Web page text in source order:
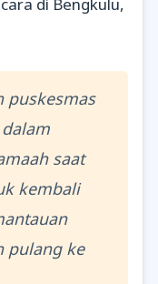
puskesmas
saat
kembali
pulang ke